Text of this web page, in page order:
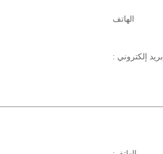
الهاتف
بريد إلكتروني :